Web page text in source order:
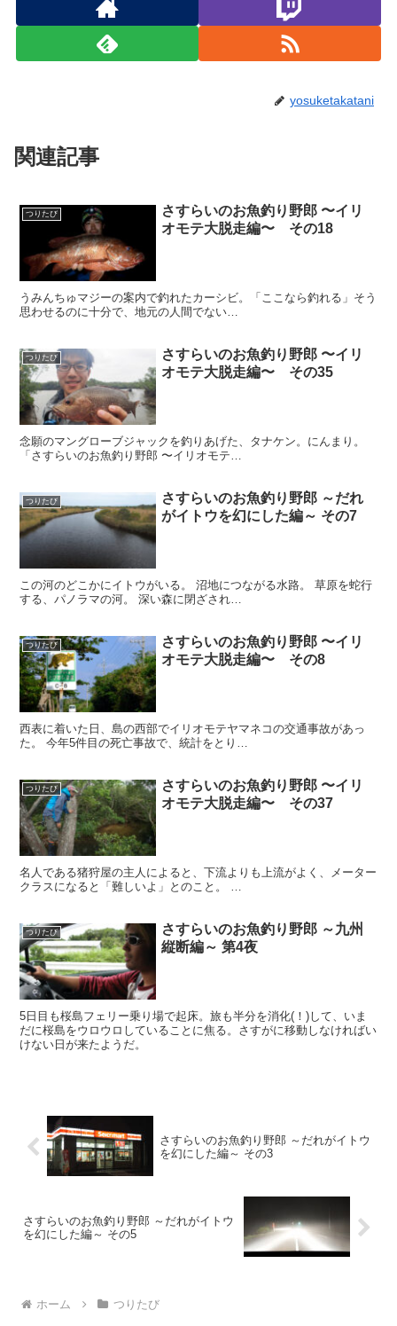
yosuketakatani
関連記事
つりたび
さすらいのお魚釣り野郎 〜イリ
オモテ大脱走編〜 その18
うみんちゅマジーの案内で釣れたカーシビ。「ここなら釣れる」そう
思わせるのに十分で、地元の人間でない…
つりたび
さすらいのお魚釣り野郎 〜イリ
オモテ大脱走編〜 その35
念願のマングローブジャックを釣りあげた、タナケン。にんまり。
「さすらいのお魚釣り野郎 〜イリオモテ…
つりたび
さすらいのお魚釣り野郎 ～だれ
がイトウを幻にした編～ その7
この河のどこかにイトウがいる。 沼地につながる水路。 草原を蛇行
する、パノラマの河。 深い森に閉ざされ…
つりたび
さすらいのお魚釣り野郎 〜イリ
オモテ大脱走編〜 その8
西表に着いた日、島の西部でイリオモテヤマネコの交通事故があっ
た。 今年5件目の死亡事故で、統計をとり…
つりたび
さすらいのお魚釣り野郎 〜イリ
オモテ大脱走編〜 その37
名人である猪狩屋の主人によると、下流よりも上流がよく、メーター
クラスになると「難しいよ」とのこと。 …
つりたび
さすらいのお魚釣り野郎 ～九州
縦断編～ 第4夜
5日目も桜島フェリー乗り場で起床。旅も半分を消化(！)して、いま
だに桜島をウロウロしていることに焦る。さすがに移動しなければい
けない日が来たようだ。
さすらいのお魚釣り野郎 ～だれがイトウ
を幻にした編～ その3
さすらいのお魚釣り野郎 ～だれがイトウ
を幻にした編～ その5
ホーム つりたび